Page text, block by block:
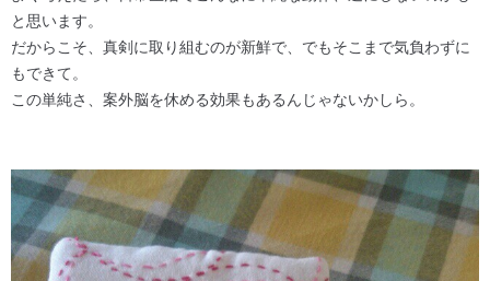
と思います。
だからこそ、真剣に取り組むのが新鮮で、でもそこまで気負わずに
もできて。
この単純さ、案外脳を休める効果もあるんじゃないかしら。